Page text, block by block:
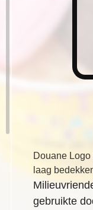
Douane
laag
gebruikte